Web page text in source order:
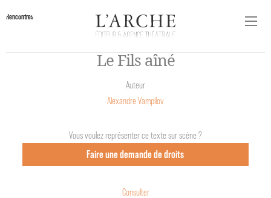
Rencontres
Le Fils aîné
Auteur
Alexandre Vampilov
Vous voulez représenter ce texte sur scène ?
Faire une demande de droits
Consulter